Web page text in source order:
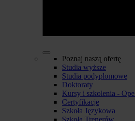
Poznaj naszą ofertę
Studia wyższe
Studia podyplomowe
Doktoraty
Kursy i szkolenia -
Certyfikacje
Szkoła Językowa